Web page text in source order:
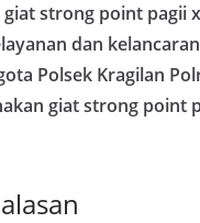
strong point pagii
dan
Polsek Kragilan
giat strong point